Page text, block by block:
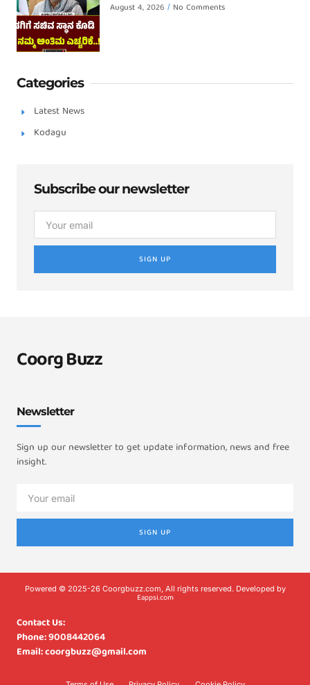
August 4, 2026 No Comments
Categories
Latest News
Kodagu
Subscribe our newsletter
SIGN UP
Coorg Buzz
Newsletter
Sign up our newsletter to get update information, news and free
insight.
SIGN UP
Powered © 2025-26 Coorgbuzz.com, All rights reserved. Developed by
Eappsi.com
Contact Us:
Phone: 9008442064
Email: coorgbuzz@gmail.com